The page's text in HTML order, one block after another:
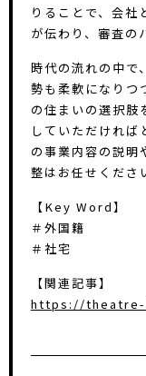
りることで、会社
が伝わり、審査の
時代の流れの中で
勢も柔軟になりつ
の住まいの選択肢
していただければ
の事業内容の説明
整はお任せくださ
【Key Word】
＃外国籍
＃社宅
【関連記事】
https://theatre-